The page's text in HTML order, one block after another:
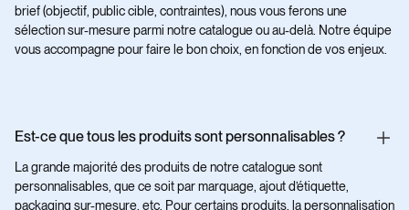
brief (objectif, public cible, contraintes), nous vous ferons une
sélection sur-mesure parmi notre catalogue ou au-delà. Notre équipe
vous accompagne pour faire le bon choix, en fonction de vos enjeux.
Est-ce que tous les produits sont personnalisables ?
La grande majorité des produits de notre catalogue sont
personnalisables, que ce soit par marquage, ajout d’étiquette,
packaging sur-mesure, etc. Pour certains produits, la personnalisation